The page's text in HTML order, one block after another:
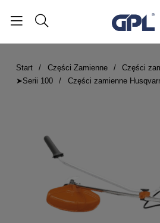
Start Części Zamienne
Części
➤Serii 100
Części zamienne